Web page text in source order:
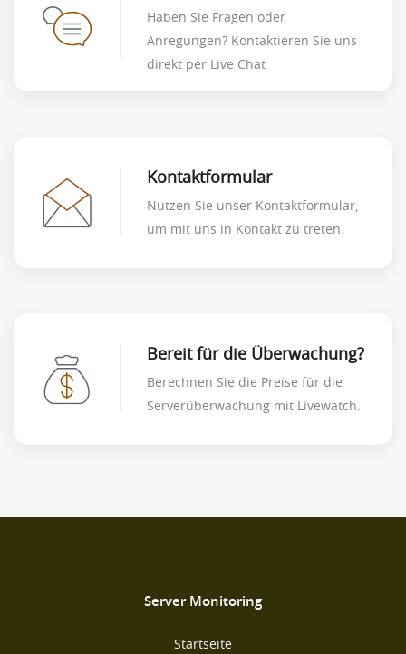
Haben Sie Fragen oder
Anregungen? Kontaktieren Sie uns
direkt per Live Chat
Kontaktformular
Nutzen Sie unser Kontaktformular,
um mit uns in Kontakt zu treten.
Bereit für die Überwachung?
Berechnen Sie die Preise für die
Serverüberwachung mit Livewatch.
Server Monitoring
Startseite